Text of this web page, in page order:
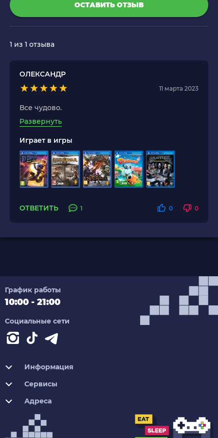
ОСТАВИТЬ ОТЗЫВ
1 из 1 отзыва
ОЛЕКСАНДР
11 марта 2023
Все чудово.
Развернуть
Играет в игры
ОТВЕТИТЬ 1 0 0
График работы
10:00 - 21:00
Социальные сети
Информация
Сервисы
Адреса